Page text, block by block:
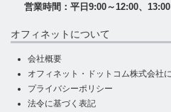
営業時間：平日9:00～12:00、
オフィネットについて
会社概要
オフィネット・ドットコム株式会社
プライバシーポリシー
法令に基づく表記